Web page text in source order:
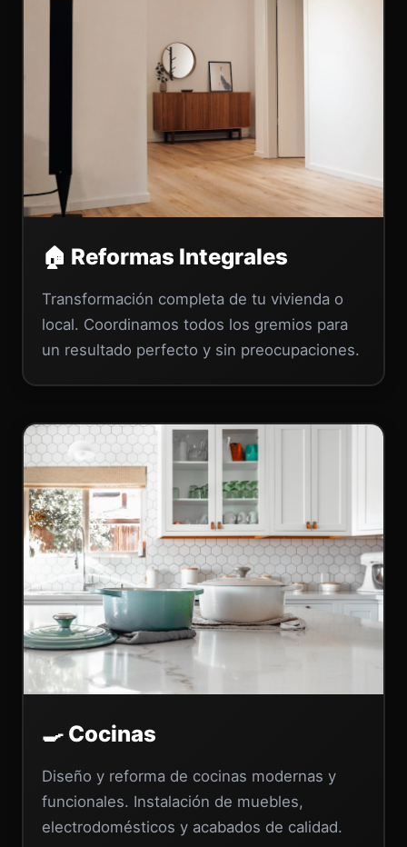
🏠 Reformas Integrales
Transformación completa de tu vivienda o
local. Coordinamos todos los gremios para
un resultado perfecto y sin preocupaciones.
🍳 Cocinas
Diseño y reforma de cocinas modernas y
funcionales. Instalación de muebles,
electrodomésticos y acabados de calidad.